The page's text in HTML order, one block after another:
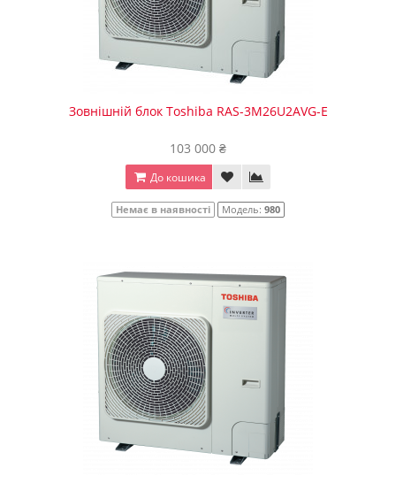
Зовнішній блок Toshiba RAS-3M26U2AVG-E
103 000 ₴
До кошика
Немає в наявності Модель: 980